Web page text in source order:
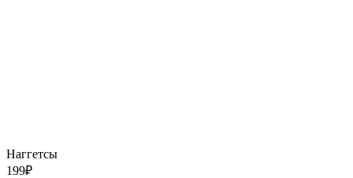
Наггетсы
199₽